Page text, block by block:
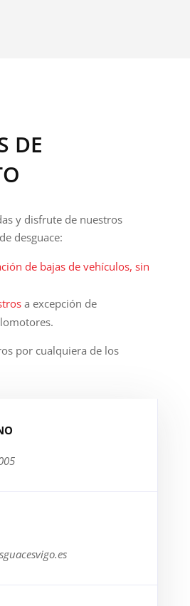
DE
y disfrute de nuestros
desguace:
de bajas de vehículos, sin
a excepción de
por cualquiera de los